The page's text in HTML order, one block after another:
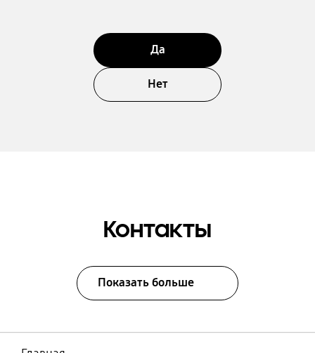
Да
Нет
Контакты
Показать больше